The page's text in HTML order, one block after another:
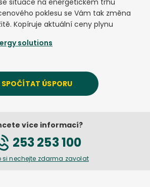
situace na energetickém trhu
poklesu se Vám tak změna
Kopíruje aktuální ceny plynu
solutions
SPOČÍTAT ÚSPORU
více informací?
253 253 100
si nechejte zdarma zavolat